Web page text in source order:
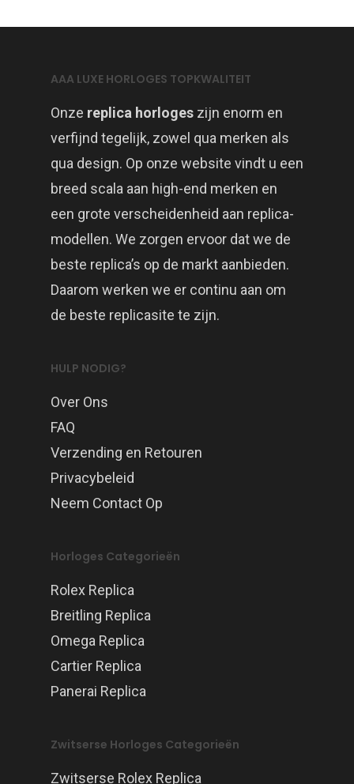
AAA LUXE HORLOGES TOPKWALITEIT
Onze replica horloges zijn enorm en
verfijnd tegelijk, zowel qua merken als
qua design. Op onze website vindt u een
breed scala aan high-end merken en
een grote verscheidenheid aan replica-
modellen. We zorgen ervoor dat we de
beste replica’s op de markt aanbieden.
Daarom werken we er continu aan om
de beste replicasite te zijn.
HULP NODIG?
Over Ons
FAQ
Verzending en Retouren
Privacybeleid
Neem Contact Op
Horloges Categorieën
Rolex Replica
Breitling Replica
Omega Replica
Cartier Replica
Panerai Replica
Zwitserse Horloges Categorieën
Zwitserse Rolex Replica